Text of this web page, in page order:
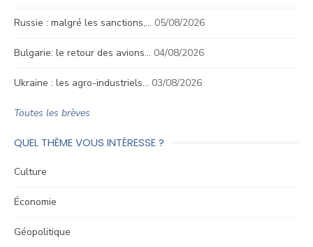
Russie : malgré les sanctions,… 05/08/2026
Bulgarie: le retour des avions… 04/08/2026
Ukraine : les agro-industriels… 03/08/2026
Toutes les brèves
QUEL THÈME VOUS INTÉRESSE ?
Culture
Économie
Géopolitique